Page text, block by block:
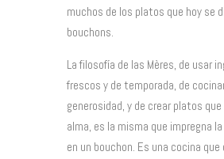
muchos de los platos que hoy se
bouchons.
La filosofía de las Mères, de usar
frescos y de temporada, de
generosidad, y de crear platos
alma, es la misma que impregna
en un bouchon. Es una cocina que